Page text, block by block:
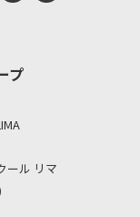
プ
ール リマ